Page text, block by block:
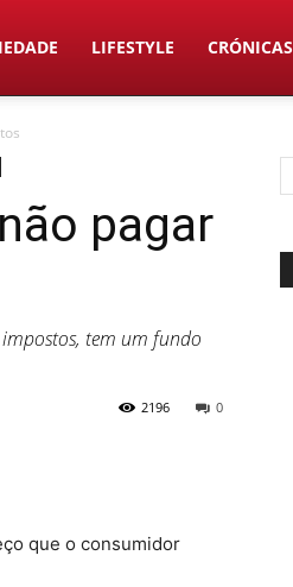
LIFESTYLE CRÓNICAS
pagar
impostos, tem um fundo
0
2196
que o consumidor